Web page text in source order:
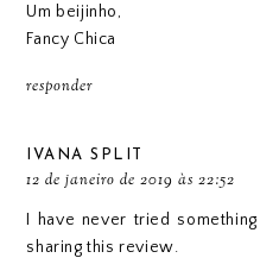
Um beijinho,
Fancy Chica
responder
IVANA SPLIT
12 de janeiro de 2019 às 22:52
I have never tried
sharing this review.